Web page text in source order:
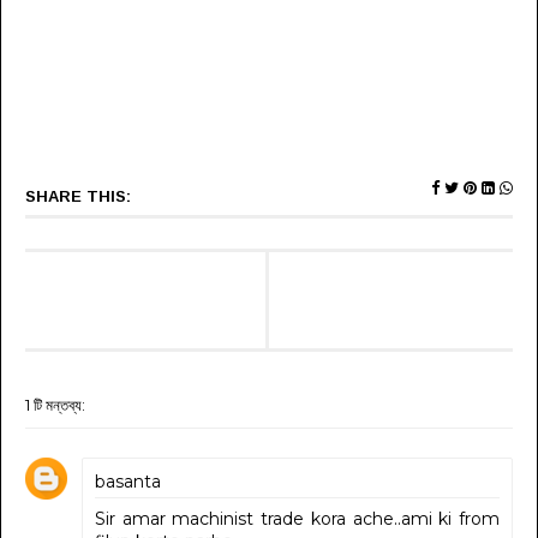
SHARE THIS:
1 টি মন্তব্য:
basanta
Sir amar machinist trade kora ache..ami ki from